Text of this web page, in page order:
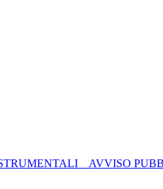
_ AVVISO